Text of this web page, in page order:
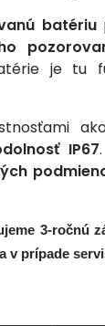
batériu
je tu
IP67
3-ročnú
v prípade